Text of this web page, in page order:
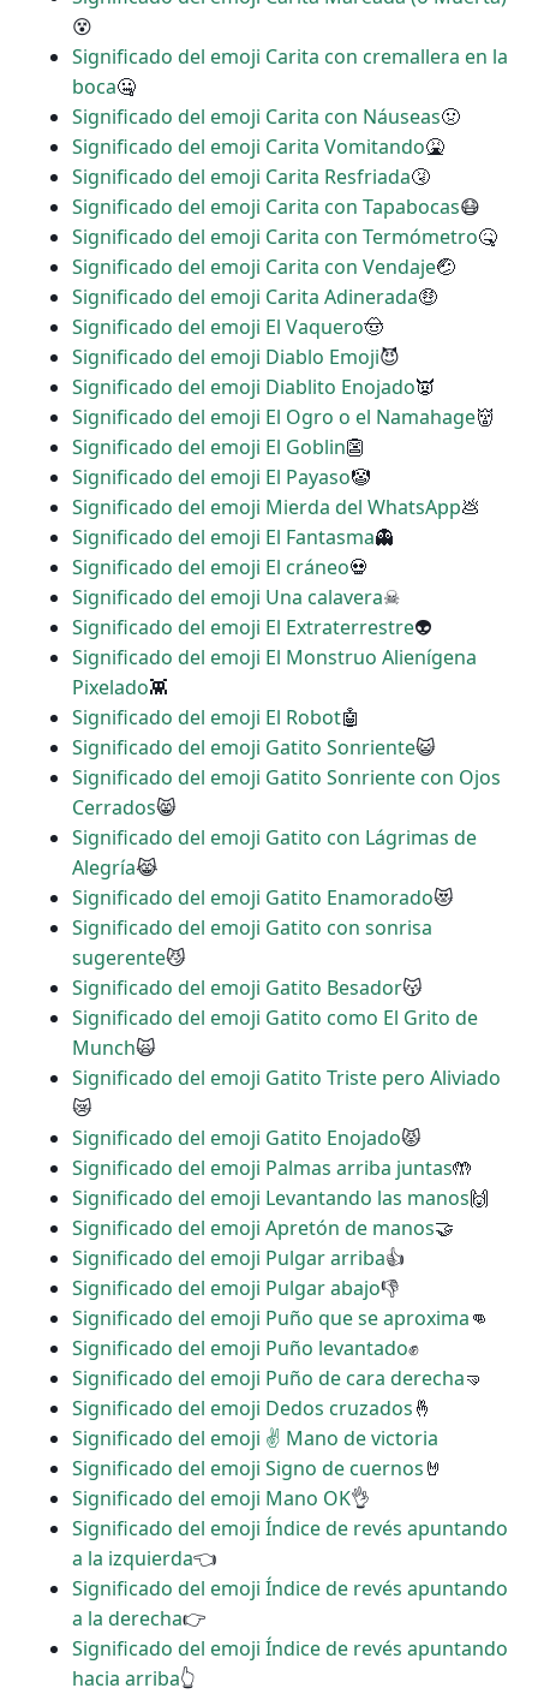
😵
Significado del emoji Carita con cremallera en la
boca🤐
Significado del emoji Carita con Náuseas🤢
Significado del emoji Carita Vomitando🤮
Significado del emoji Carita Resfriada🤧
Significado del emoji Carita con Tapabocas😷
Significado del emoji Carita con Termómetro🤒
Significado del emoji Carita con Vendaje🤕
Significado del emoji Carita Adinerada🤑
Significado del emoji El Vaquero🤠
Significado del emoji Diablo Emoji😈
Significado del emoji Diablito Enojado👿
Significado del emoji El Ogro o el Namahage👹
Significado del emoji El Goblin👺
Significado del emoji El Payaso🤡
Significado del emoji Mierda del WhatsApp💩
Significado del emoji El Fantasma👻
Significado del emoji El cráneo💀
Significado del emoji Una calavera☠
Significado del emoji El Extraterrestre👽
Significado del emoji El Monstruo Alienígena
Pixelado👾
Significado del emoji El Robot🤖
Significado del emoji Gatito Sonriente😺
Significado del emoji Gatito Sonriente con Ojos
Cerrados😸
Significado del emoji Gatito con Lágrimas de
Alegría😹
Significado del emoji Gatito Enamorado😻
Significado del emoji Gatito con sonrisa
sugerente😼
Significado del emoji Gatito Besador😽
Significado del emoji Gatito como El Grito de
Munch🙀
Significado del emoji Gatito Triste pero Aliviado
😿
Significado del emoji Gatito Enojado😾
Significado del emoji Palmas arriba juntas🤲
Significado del emoji Levantando las manos🙌
Significado del emoji Apretón de manos🤝
Significado del emoji Pulgar arriba👍
Significado del emoji Pulgar abajo👎
Significado del emoji Puño que se aproxima👊
Significado del emoji Puño levantado✊
Significado del emoji Puño de cara derecha🤜
Significado del emoji Dedos cruzados🤞
Significado del emoji ✌ Mano de victoria
Significado del emoji Signo de cuernos🤘
Significado del emoji Mano OK👌
Significado del emoji Índice de revés apuntando
a la izquierda👈
Significado del emoji Índice de revés apuntando
a la derecha👉
Significado del emoji Índice de revés apuntando
hacia arriba👆